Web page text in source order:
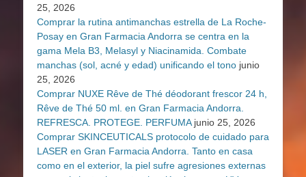
25, 2026
Comprar la rutina antimanchas estrella de La Roche-
Posay en Gran Farmacia Andorra se centra en la
gama Mela B3, Melasyl y Niacinamida. Combate
manchas (sol, acné y edad) unificando el tono junio
25, 2026
Comprar NUXE Rêve de Thé déodorant frescor 24 h,
Rêve de Thé 50 ml. en Gran Farmacia Andorra.
REFRESCA. PROTEGE. PERFUMA junio 25, 2026
Comprar SKINCEUTICALS protocolo de cuidado para
LASER en Gran Farmacia Andorra. Tanto en casa
como en el exterior, la piel sufre agresiones externas